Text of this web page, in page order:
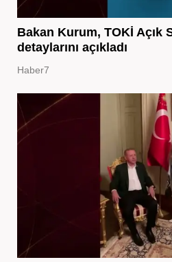
Bakan Kurum, TOKİ Açık
detaylarını açıkladı
Haber7